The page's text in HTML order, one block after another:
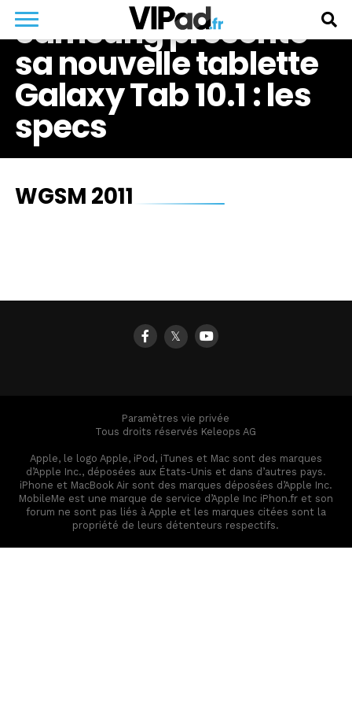
Samsung présente
sa nouvelle tablette
Galaxy Tab 10.1 : les
specs
WGSM 2011
𝕏
Paramètres vie privée
Tous droits réservés Keleops AG
Apple, le logo Apple, iPod, iTunes et Mac sont des marques
d’Apple Inc., déposées aux États-Unis et dans d’autres pays.
iPhone et MacBook Air sont des marques déposées d’Apple Inc.
MobileMe est une marque de service d’Apple Inc iPhon.fr et son
forum ne sont pas liés à Apple et les marques citées sont la
propriété de leurs détenteurs respectifs.